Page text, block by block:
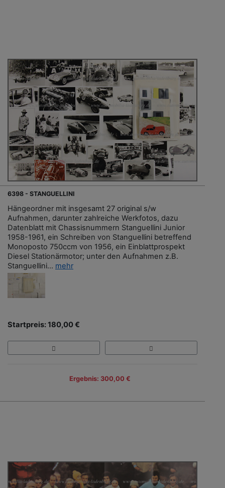
6398 - STANGUELLINI
Hängeordner mit insgesamt 27 original s/w
Aufnahmen, darunter zahlreiche Werkfotos, dazu
Datenblatt mit Chassisnummern Stanguellini Junior
1958-1961, ein Schreiben von Stanguellini betreffend
Monoposto 750ccm von 1956, ein Einblattprospekt
Diesel Stationärmotor; unter den Aufnahmen z.B.
Stanguellini... mehr
Startpreis: 180,00 €
Ergebnis: 300,00 €